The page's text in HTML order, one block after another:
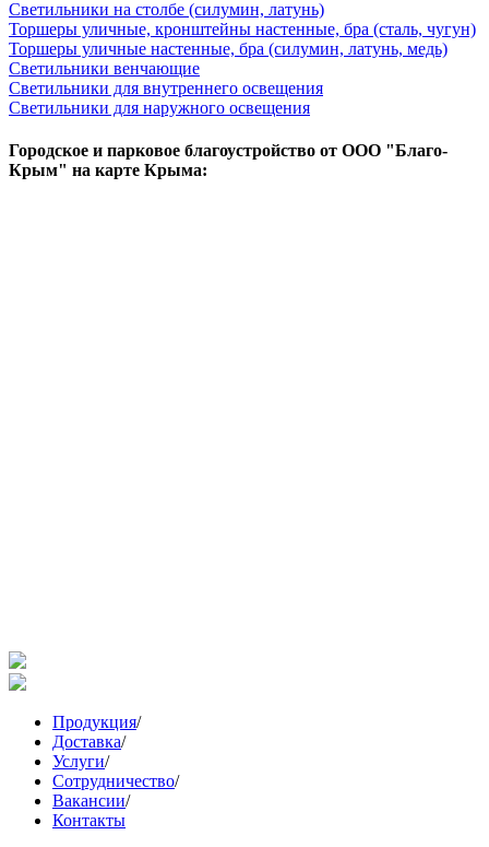
Светильники на столбе (силумин, латунь)
Торшеры уличные, кронштейны настенные, бра (сталь, чугун)
Торшеры уличные настенные, бра (силумин, латунь, медь)
Светильники венчающие
Светильники для внутреннего освещения
Светильники для наружного освещения
Городское и парковое благоустройство от ООО "Благо-
Крым" на карте Крыма:
Продукция/
Доставка/
Услуги/
Сотрудничество/
Вакансии/
Контакты